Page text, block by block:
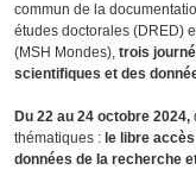
commun de la
études doctorales (DRED)
(MSH Mondes), trois
scientifiques et des
Du 22 au 24 octobre 2024,
thématiques : le libre
données de la recherche